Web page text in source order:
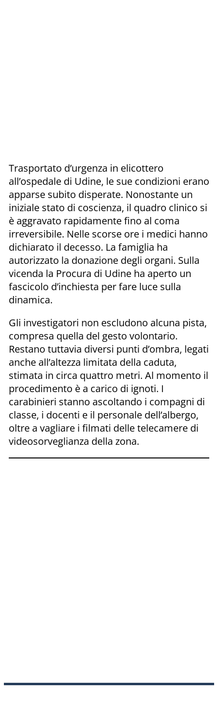
Trasportato d’urgenza in elicottero
all’ospedale di Udine, le sue condizioni erano
apparse subito disperate. Nonostante un
iniziale stato di coscienza, il quadro clinico si
è aggravato rapidamente fino al coma
irreversibile. Nelle scorse ore i medici hanno
dichiarato il decesso. La famiglia ha
autorizzato la donazione degli organi. Sulla
vicenda la Procura di Udine ha aperto un
fascicolo d’inchiesta per fare luce sulla
dinamica.
Gli investigatori non escludono alcuna pista,
compresa quella del gesto volontario.
Restano tuttavia diversi punti d’ombra, legati
anche all’altezza limitata della caduta,
stimata in circa quattro metri. Al momento il
procedimento è a carico di ignoti. I
carabinieri stanno ascoltando i compagni di
classe, i docenti e il personale dell’albergo,
oltre a vagliare i filmati delle telecamere di
videosorveglianza della zona.